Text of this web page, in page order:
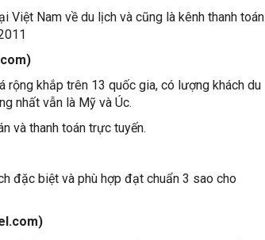
Việt Nam về du lịch và cũng là kênh thanh toán
rộng khắp trên 13 quốc gia, có lượng khách du
nhất vẫn là Mỹ và Úc.
và thanh toán trực tuyến.
đặc biệt và phù hợp đạt chuẩn 3 sao cho